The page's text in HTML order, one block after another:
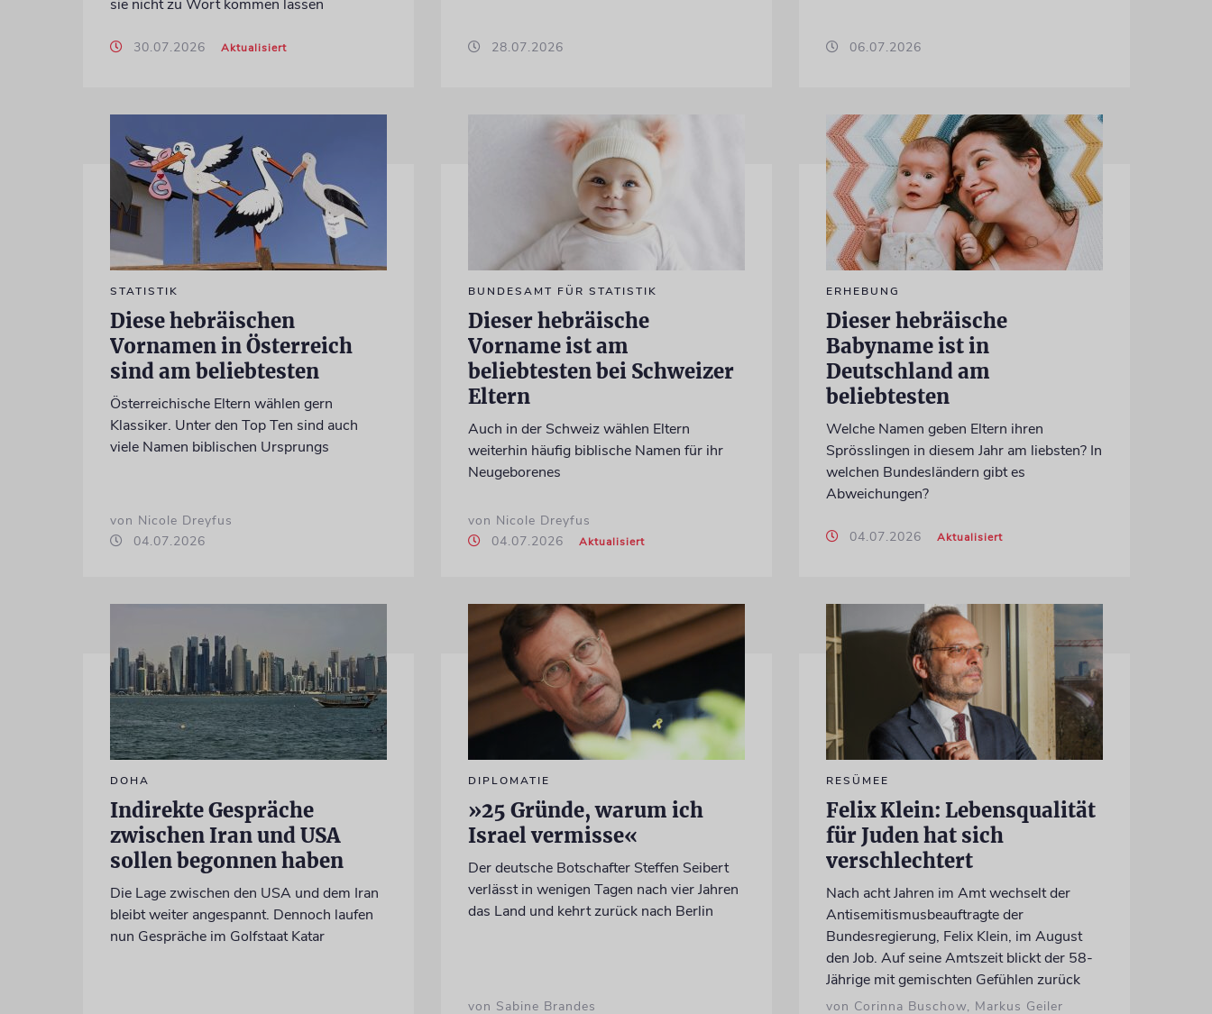
sie nicht zu Wort kommen lassen
30.07.2026 Aktualisiert 28.07.2026 06.07.2026
STATISTIK
Diese hebräischen
Vornamen in Österreich
sind am beliebtesten
Österreichische Eltern wählen gern
Klassiker. Unter den Top Ten sind auch
viele Namen biblischen Ursprungs
von Nicole Dreyfus
04.07.2026
BUNDESAMT FÜR STATISTIK
Dieser hebräische
Vorname ist am
beliebtesten bei Schweizer
Eltern
Auch in der Schweiz wählen Eltern
weiterhin häufig biblische Namen für ihr
Neugeborenes
von Nicole Dreyfus
04.07.2026
Aktualisiert
ERHEBUNG
Dieser hebräische
Babyname ist in
Deutschland am
beliebtesten
Welche Namen geben Eltern ihren
Sprösslingen in diesem Jahr am liebsten? In
welchen Bundesländern gibt es
Abweichungen?
04.07.2026 Aktualisiert
DOHA
Indirekte Gespräche
zwischen Iran und USA
sollen begonnen haben
Die Lage zwischen den USA und dem Iran
bleibt weiter angespannt. Dennoch laufen
nun Gespräche im Golfstaat Katar
DIPLOMATIE
»25 Gründe, warum ich
Israel vermisse«
Der deutsche Botschafter Steffen Seibert
verlässt in wenigen Tagen nach vier Jahren
das Land und kehrt zurück nach Berlin
von Sabine Brandes
RESÜMEE
Felix Klein: Lebensqualität
für Juden hat sich
verschlechtert
Nach acht Jahren im Amt wechselt der
Antisemitismusbeauftragte der
Bundesregierung, Felix Klein, im August
den Job. Auf seine Amtszeit blickt der 58-
Jährige mit gemischten Gefühlen zurück
von Corinna Buschow, Markus Geiler